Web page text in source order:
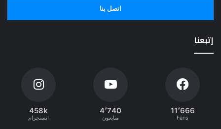
اتصل بنا
إتبعنا
11٬666
Fans
4٬740
متابعون
458k
انستجرام